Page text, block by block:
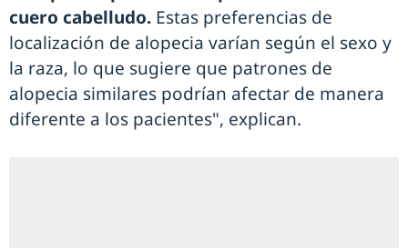
cuero cabelludo. Estas preferencias de
localización de alopecia varían según el sexo y
la raza, lo que sugiere que patrones de
alopecia similares podrían afectar de manera
diferente a los pacientes", explican.